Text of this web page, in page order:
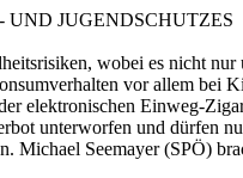
JUGENDSCHUTZES
wobei es nicht
vor allem
elektronischen Einweg-
unterworfen und
Michael Seemayer (SPÖ)